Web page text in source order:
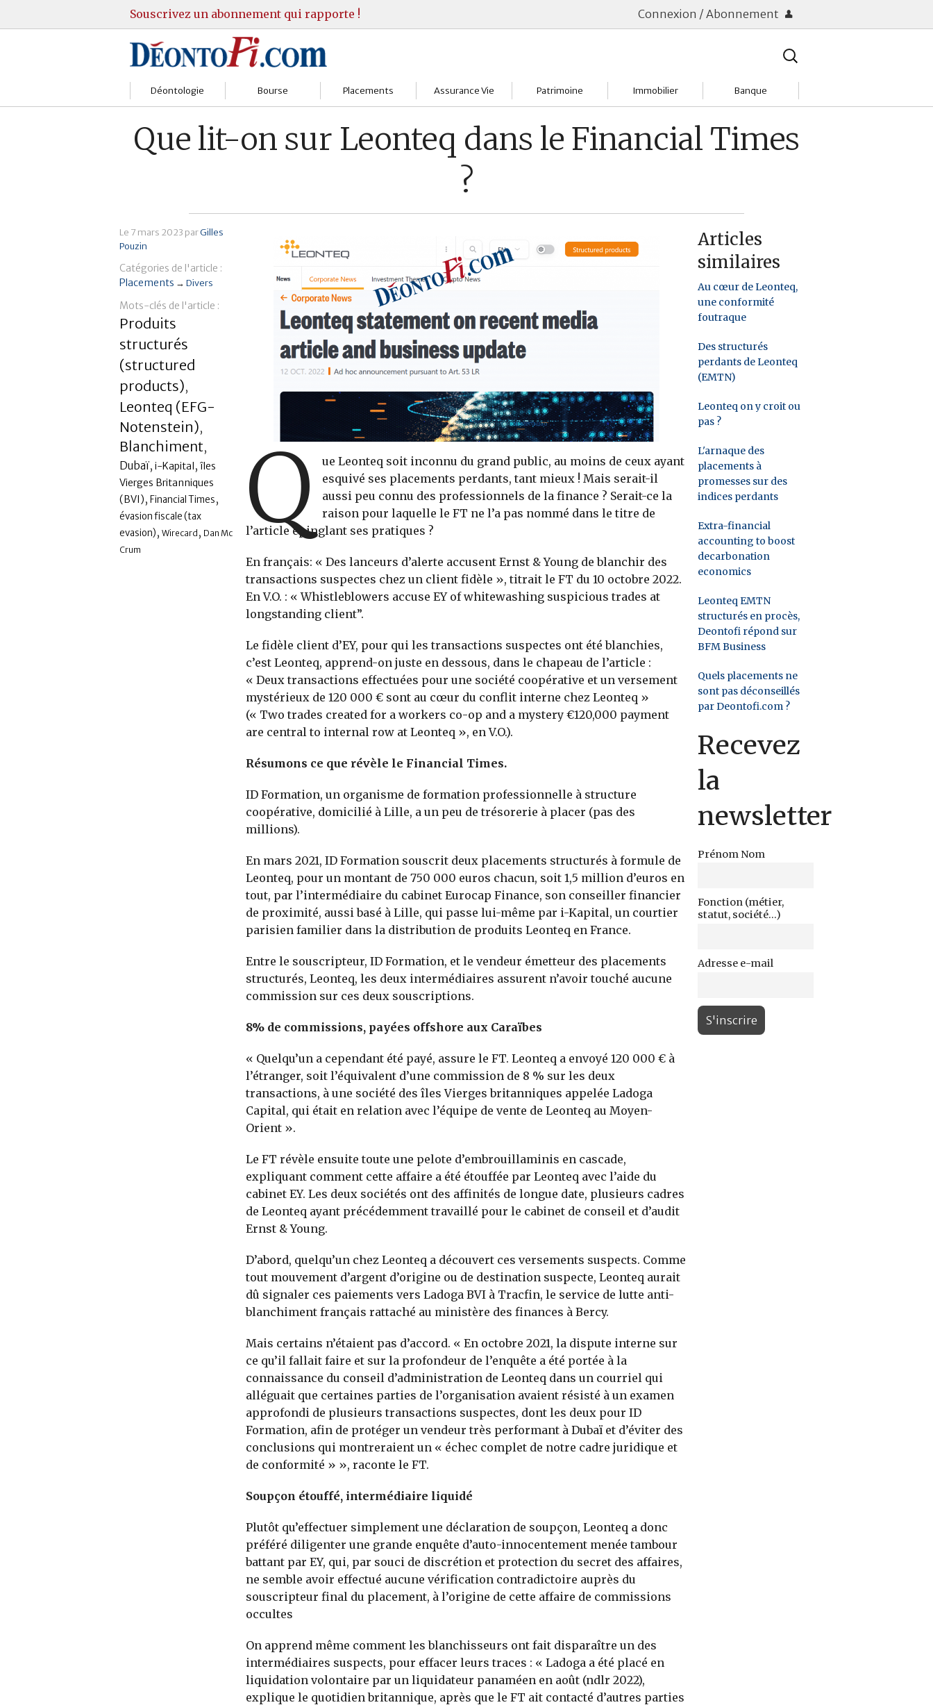
Souscrivez un abonnement qui rapporte ! Connexion / Abonnement
Rechercher
Déontologie
Gestion
Marchés
Relations clients
Réglementation
Justice
Bourse
Guide Actions
Stratégie
Marchés
Pratique et OST
Placements
Fonds d’investissments
Livrets
Divers
Assurance Vie
Assureurs
Choisir
Comprendre
Contrats
Gérer
Patrimoine
Bilan Patrimoine
Conseil Gestion
Retraite
Transmission
Immobilier
Acheter
Location
Tendances
Banque
Comptes & Livrets
Frais bancaires
Placements & banques
Que lit-on sur Leonteq dans le Financial Times
?
Le 7 mars 2023 parGilles
Pouzin
Catégories de l'article :
Placements → Divers
Mots-clés de l'article :
Produits
structurés
(structured
products),
Leonteq (EFG-
Notenstein),
Blanchiment,
Dubaï, i-Kapital , îles
Vierges Britanniques
(BVI), Financial Times,
évasion fiscale (tax
evasion), Wirecard , Dan Mc
Crum
Q
ue Leonteq soit inconnu du grand public, au moins de ceux ayant
esquivé ses placements perdants, tant mieux ! Mais serait-il
aussi peu connu des professionnels de la finance ? Serait-ce la
raison pour laquelle le FT ne l’a pas nommé dans le titre de
l’article épinglant ses pratiques ?
En français: « Des lanceurs d’alerte accusent Ernst & Young de blanchir des
transactions suspectes chez un client fidèle », titrait le FT du 10 octobre 2022.
En V.O. : « Whistleblowers accuse EY of whitewashing suspicious trades at
longstanding client”.
Le fidèle client d’EY, pour qui les transactions suspectes ont été blanchies,
c’est Leonteq, apprend-on juste en dessous, dans le chapeau de l’article :
« Deux transactions effectuées pour une société coopérative et un versement
mystérieux de 120 000 € sont au cœur du conflit interne chez Leonteq »
(« Two trades created for a workers co-op and a mystery €120,000 payment
are central to internal row at Leonteq », en V.O.).
Résumons ce que révèle le Financial Times.
ID Formation, un organisme de formation professionnelle à structure
coopérative, domicilié à Lille, a un peu de trésorerie à placer (pas des
millions).
En mars 2021, ID Formation souscrit deux placements structurés à formule de
Leonteq, pour un montant de 750 000 euros chacun, soit 1,5 million d’euros en
tout, par l’intermédiaire du cabinet Eurocap Finance, son conseiller financier
de proximité, aussi basé à Lille, qui passe lui-même par i-Kapital, un courtier
parisien familier dans la distribution de produits Leonteq en France.
Entre le souscripteur, ID Formation, et le vendeur émetteur des placements
structurés, Leonteq, les deux intermédiaires assurent n’avoir touché aucune
commission sur ces deux souscriptions.
8% de commissions, payées offshore aux Caraïbes
« Quelqu’un a cependant été payé, assure le FT. Leonteq a envoyé 120 000 € à
l’étranger, soit l’équivalent d’une commission de 8 % sur les deux
transactions, à une société des îles Vierges britanniques appelée Ladoga
Capital, qui était en relation avec l’équipe de vente de Leonteq au Moyen-
Orient ».
Le FT révèle ensuite toute une pelote d’embrouillaminis en cascade,
expliquant comment cette affaire a été étouffée par Leonteq avec l’aide du
cabinet EY. Les deux sociétés ont des affinités de longue date, plusieurs cadres
de Leonteq ayant précédemment travaillé pour le cabinet de conseil et d’audit
Ernst & Young.
D’abord, quelqu’un chez Leonteq a découvert ces versements suspects. Comme
tout mouvement d’argent d’origine ou de destination suspecte, Leonteq aurait
dû signaler ces paiements vers Ladoga BVI à Tracfin, le service de lutte anti-
blanchiment français rattaché au ministère des finances à Bercy.
Mais certains n’étaient pas d’accord. « En octobre 2021, la dispute interne sur
ce qu’il fallait faire et sur la profondeur de l’enquête a été portée à la
connaissance du conseil d’administration de Leonteq dans un courriel qui
alléguait que certaines parties de l’organisation avaient résisté à un examen
approfondi de plusieurs transactions suspectes, dont les deux pour ID
Formation, afin de protéger un vendeur très performant à Dubaï et d’éviter des
conclusions qui montreraient un « échec complet de notre cadre juridique et
de conformité » », raconte le FT.
Soupçon étouffé, intermédiaire liquidé
Plutôt qu’effectuer simplement une déclaration de soupçon, Leonteq a donc
préféré diligenter une grande enquête d’auto-innocentement menée tambour
battant par EY, qui, par souci de discrétion et protection du secret des affaires,
ne semble avoir effectué aucune vérification contradictoire auprès du
souscripteur final du placement, à l’origine de cette affaire de commissions
occultes
On apprend même comment les blanchisseurs ont fait disparaître un des
intermédiaires suspects, pour effacer leurs traces : « Ladoga a été placé en
liquidation volontaire par un liquidateur panaméen en août (ndlr 2022),
explique le quotidien britannique, après que le FT ait contacté d’autres parties
Articles
similaires
Au cœur de Leonteq,
une conformité
foutraque
Des structurés
perdants de Leonteq
(EMTN)
Leonteq on y croit ou
pas ?
L'arnaque des
placements à
promesses sur des
indices perdants
Extra-financial
accounting to boost
decarbonation
economics
Leonteq EMTN
structurés en procès,
Deontofi répond sur
BFM Business
Quels placements ne
sont pas déconseillés
par Deontofi.com ?
Recevez
la
newsletter
Prénom Nom
Fonction (métier,
statut, société...)
Adresse e-mail